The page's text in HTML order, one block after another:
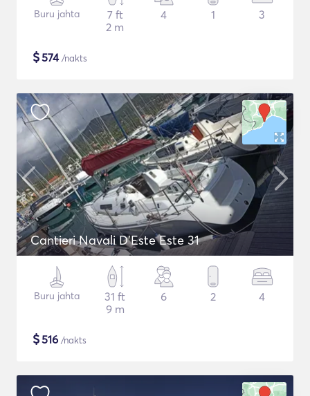
Buru jahta
7 ft
2 m
4 1 3
$574/nakts
Cantieri Navali D'Este Este 31
Buru jahta
31 ft
9 m
6 2 4
$516 /nakts